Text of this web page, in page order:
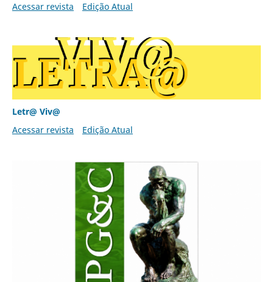
Acessar revista
Edição Atual
Letr@ Viv@
Acessar revista
Edição Atual